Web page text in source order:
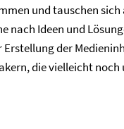
und tauschen
Ideen und
der
die vielleicht